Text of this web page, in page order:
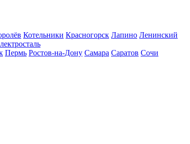
Котельники Красногорск Лапино Ленинский
Пермь Ростов-на-Дону Самара Саратов Сочи